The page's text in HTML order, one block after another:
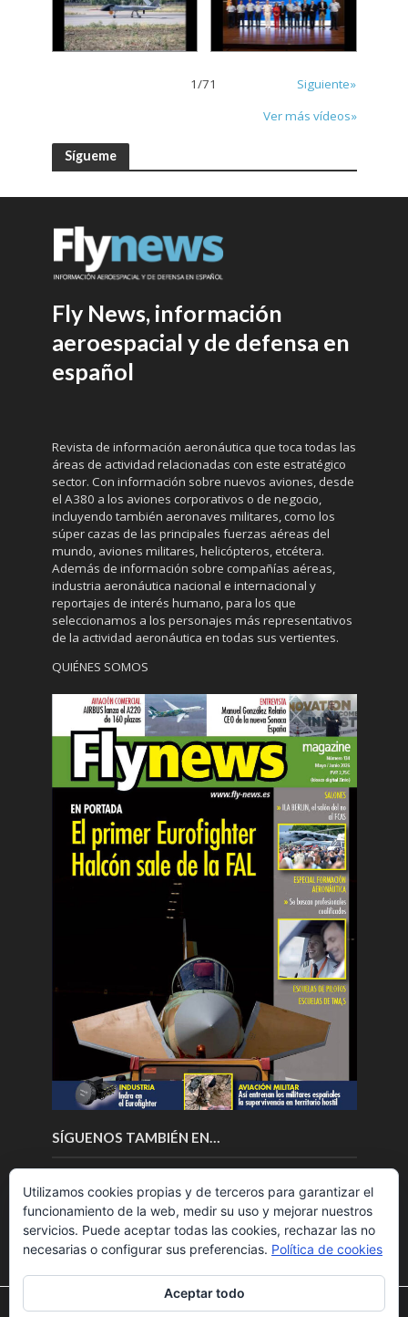
1/71
Siguiente»
Ver más vídeos»
Sígueme
Fly News, información
aeroespacial y de defensa en
español
Revista de información aeronáutica que toca todas las
áreas de actividad relacionadas con este estratégico
sector. Con información sobre nuevos aviones, desde
el A380 a los aviones corporativos o de negocio,
incluyendo también aeronaves militares, como los
súper cazas de las principales fuerzas aéreas del
mundo, aviones militares, helicópteros, etcétera.
Además de información sobre compañías aéreas,
industria aeronáutica nacional e internacional y
reportajes de interés humano, para los que
seleccionamos a los personajes más representativos
de la actividad aeronáutica en todas sus vertientes.
QUIÉNES SOMOS
SÍGUENOS TAMBIÉN EN…
Utilizamos cookies para ofrecerte la mejor experiencia en
Utilizamos cookies propias y de terceros para garantizar el
funcionamiento de la web, medir su uso y mejorar nuestros
servicios. Puede aceptar todas las cookies, rechazar las no
necesarias o configurar sus preferencias. Política de cookies
Aceptar todo